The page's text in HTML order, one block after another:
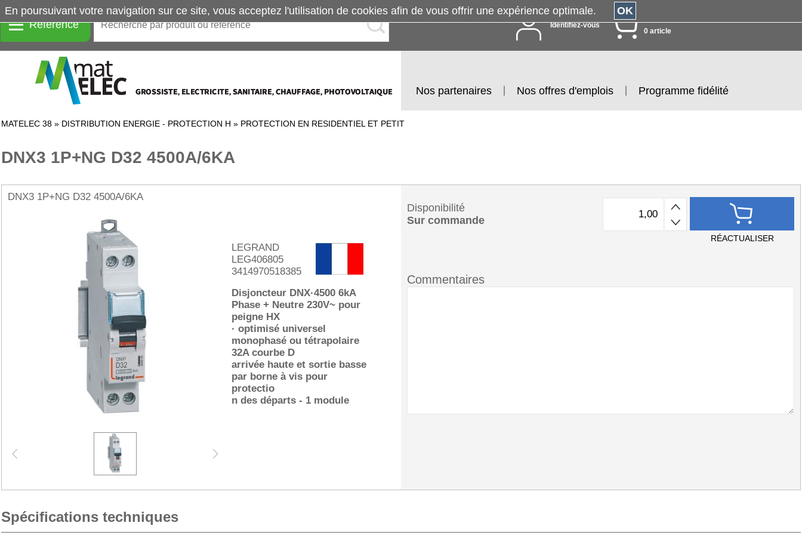
Référence Identifiez-vous
0 article
Nos partenaires Nos offres d'emplois Programme fidélité
MATELEC 38 » DISTRIBUTION ENERGIE - PROTECTION H » PROTECTION EN RESIDENTIEL ET PETIT
DNX3 1P+NG D32 4500A/6KA
DNX3 1P+NG D32 4500A/6KA
LEGRAND
LEG406805
3414970518385
Disjoncteur DNX·4500 6kA
Phase + Neutre 230V~ pour
peigne HX
· optimisé universel
monophasé ou tétrapolaire
32A courbe D
arrivée haute et sortie basse
par borne à vis pour
protectio
n des départs - 1 module
Disponibilité
Sur commande
RÉACTUALISER
Commentaires
Spécifications techniques
En poursuivant votre navigation sur ce site, vous acceptez l'utilisation de cookies afin de vous offrir une expérience optimale. OK